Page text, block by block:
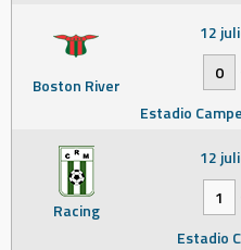
Boston River
12
0
Estadio
Racing
12
1
Estadio